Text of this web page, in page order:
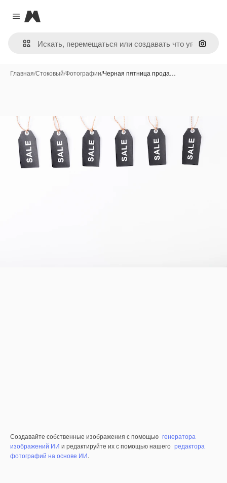
Close menu
Magnific
Поиск
Главная/Стоковый/Фотографии/Черная пятница прода…
Создавайте собственные изображения с помощью генератора
изображений ИИ и редактируйте их с помощью нашего редактора
фотографий на основе ИИ.